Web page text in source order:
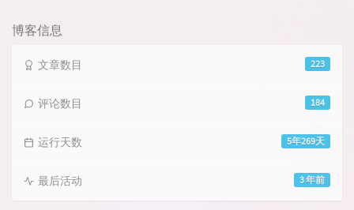
博客信息
223
文章数目
184
评论数目
5年269天
运行天数
3 年前
最后活动